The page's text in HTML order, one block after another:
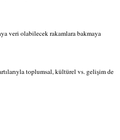
veri olabilecek rakamlara bakmaya
toplumsal, kültürel vs. gelişim de